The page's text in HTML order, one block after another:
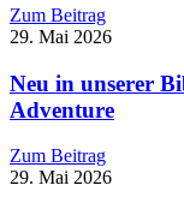
Zum Beitrag
29. Mai 2026
Neu in unserer
Adventure
Zum Beitrag
29. Mai 2026